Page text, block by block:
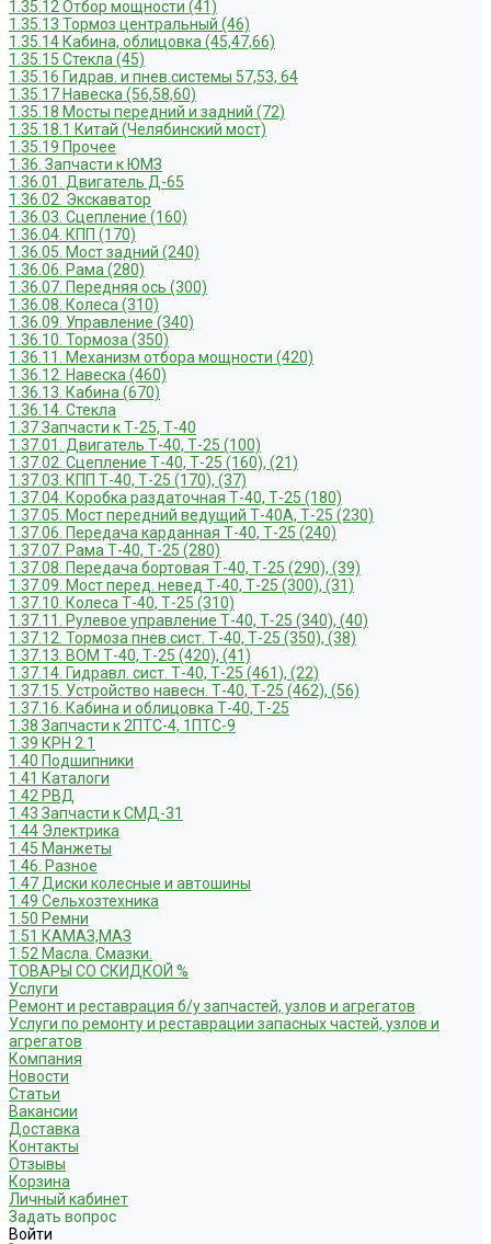
1.35.12 Отбор мощности (41)
1.35.13 Тормоз центральный (46)
1.35.14 Кабина, облицовка (45,47,66)
1.35.15 Стекла (45)
1.35.16 Гидрав. и пнев.системы 57,53, 64
1.35.17 Навеска (56,58,60)
1.35.18 Мосты передний и задний (72)
1.35.18.1 Китай (Челябинский мост)
1.35.19 Прочее
1.36. Запчасти к ЮМЗ
1.36.01. Двигатель Д-65
1.36.02. Экскаватор
1.36.03. Сцепление (160)
1.36.04. КПП (170)
1.36.05. Мост задний (240)
1.36.06. Рама (280)
1.36.07. Передняя ось (300)
1.36.08. Колеса (310)
1.36.09. Управление (340)
1.36.10. Тормоза (350)
1.36.11. Механизм отбора мощности (420)
1.36.12. Навеска (460)
1.36.13. Кабина (670)
1.36.14. Стекла
1.37 Запчасти к Т-25, Т-40
1.37.01. Двигатель Т-40, Т-25 (100)
1.37.02. Сцепление Т-40, Т-25 (160), (21)
1.37.03. КПП Т-40, Т-25 (170), (37)
1.37.04. Коробка раздаточная Т-40, Т-25 (180)
1.37.05. Мост передний ведущий Т-40А, Т-25 (230)
1.37.06. Передача карданная Т-40, Т-25 (240)
1.37.07. Рама Т-40, Т-25 (280)
1.37.08. Передача бортовая Т-40, Т-25 (290), (39)
1.37.09. Мост перед. невед Т-40, Т-25 (300), (31)
1.37.10. Колеса Т-40, Т-25 (310)
1.37.11. Рулевое управление Т-40, Т-25 (340), (40)
1.37.12. Тормоза пнев.сист. Т-40, Т-25 (350), (38)
1.37.13. ВОМ Т-40, Т-25 (420), (41)
1.37.14. Гидравл. сист. Т-40, Т-25 (461), (22)
1.37.15. Устройство навесн. Т-40, Т-25 (462), (56)
1.37.16. Кабина и облицовка Т-40, Т-25
1.38 Запчасти к 2ПТС-4, 1ПТС-9
1.39 КРН 2.1
1.40 Подшипники
1.41 Каталоги
1.42 РВД
1.43 Запчасти к СМД-31
1.44 Электрика
1.45 Манжеты
1.46. Разное
1.47 Диски колесные и автошины
1.49 Сельхозтехника
1.50 Ремни
1.51 КАМАЗ,МАЗ
1.52 Масла. Смазки.
ТОВАРЫ СО СКИДКОЙ %
Услуги
Ремонт и реставрация б/у запчастей, узлов и агрегатов
Услуги по ремонту и реставрации запасных частей, узлов и
агрегатов
Компания
Новости
Статьи
Вакансии
Доставка
Контакты
Отзывы
Корзина
Личный кабинет
Задать вопрос
Войти